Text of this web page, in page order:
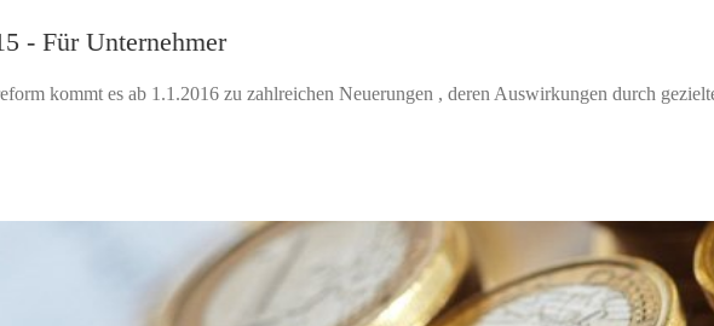
- Für Unternehmer
kommt es ab 1.1.2016 zu zahlreichen Neuerungen , deren Auswirkungen durch